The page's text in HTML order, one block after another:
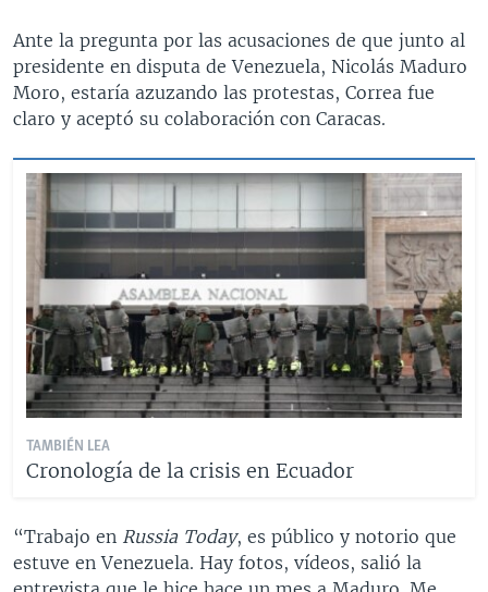
Ante la pregunta por las acusaciones de que junto al
presidente en disputa de Venezuela, Nicolás Maduro
Moro, estaría azuzando las protestas, Correa fue
claro y aceptó su colaboración con Caracas.
TAMBIÉN LEA
Cronología de la crisis en Ecuador
“Trabajo en Russia Today, es público y notorio que
estuve en Venezuela. Hay fotos, vídeos, salió la